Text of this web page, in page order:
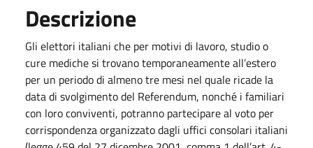
Descrizione
Gli elettori italiani che per motivi di lavoro, studio o
cure mediche si trovano temporaneamente all’estero
per un periodo di almeno tre mesi nel quale ricade la
data di svolgimento del Referendum, nonché i familiari
con loro conviventi, potranno partecipare al voto per
corrispondenza organizzato dagli uffici consolari italiani